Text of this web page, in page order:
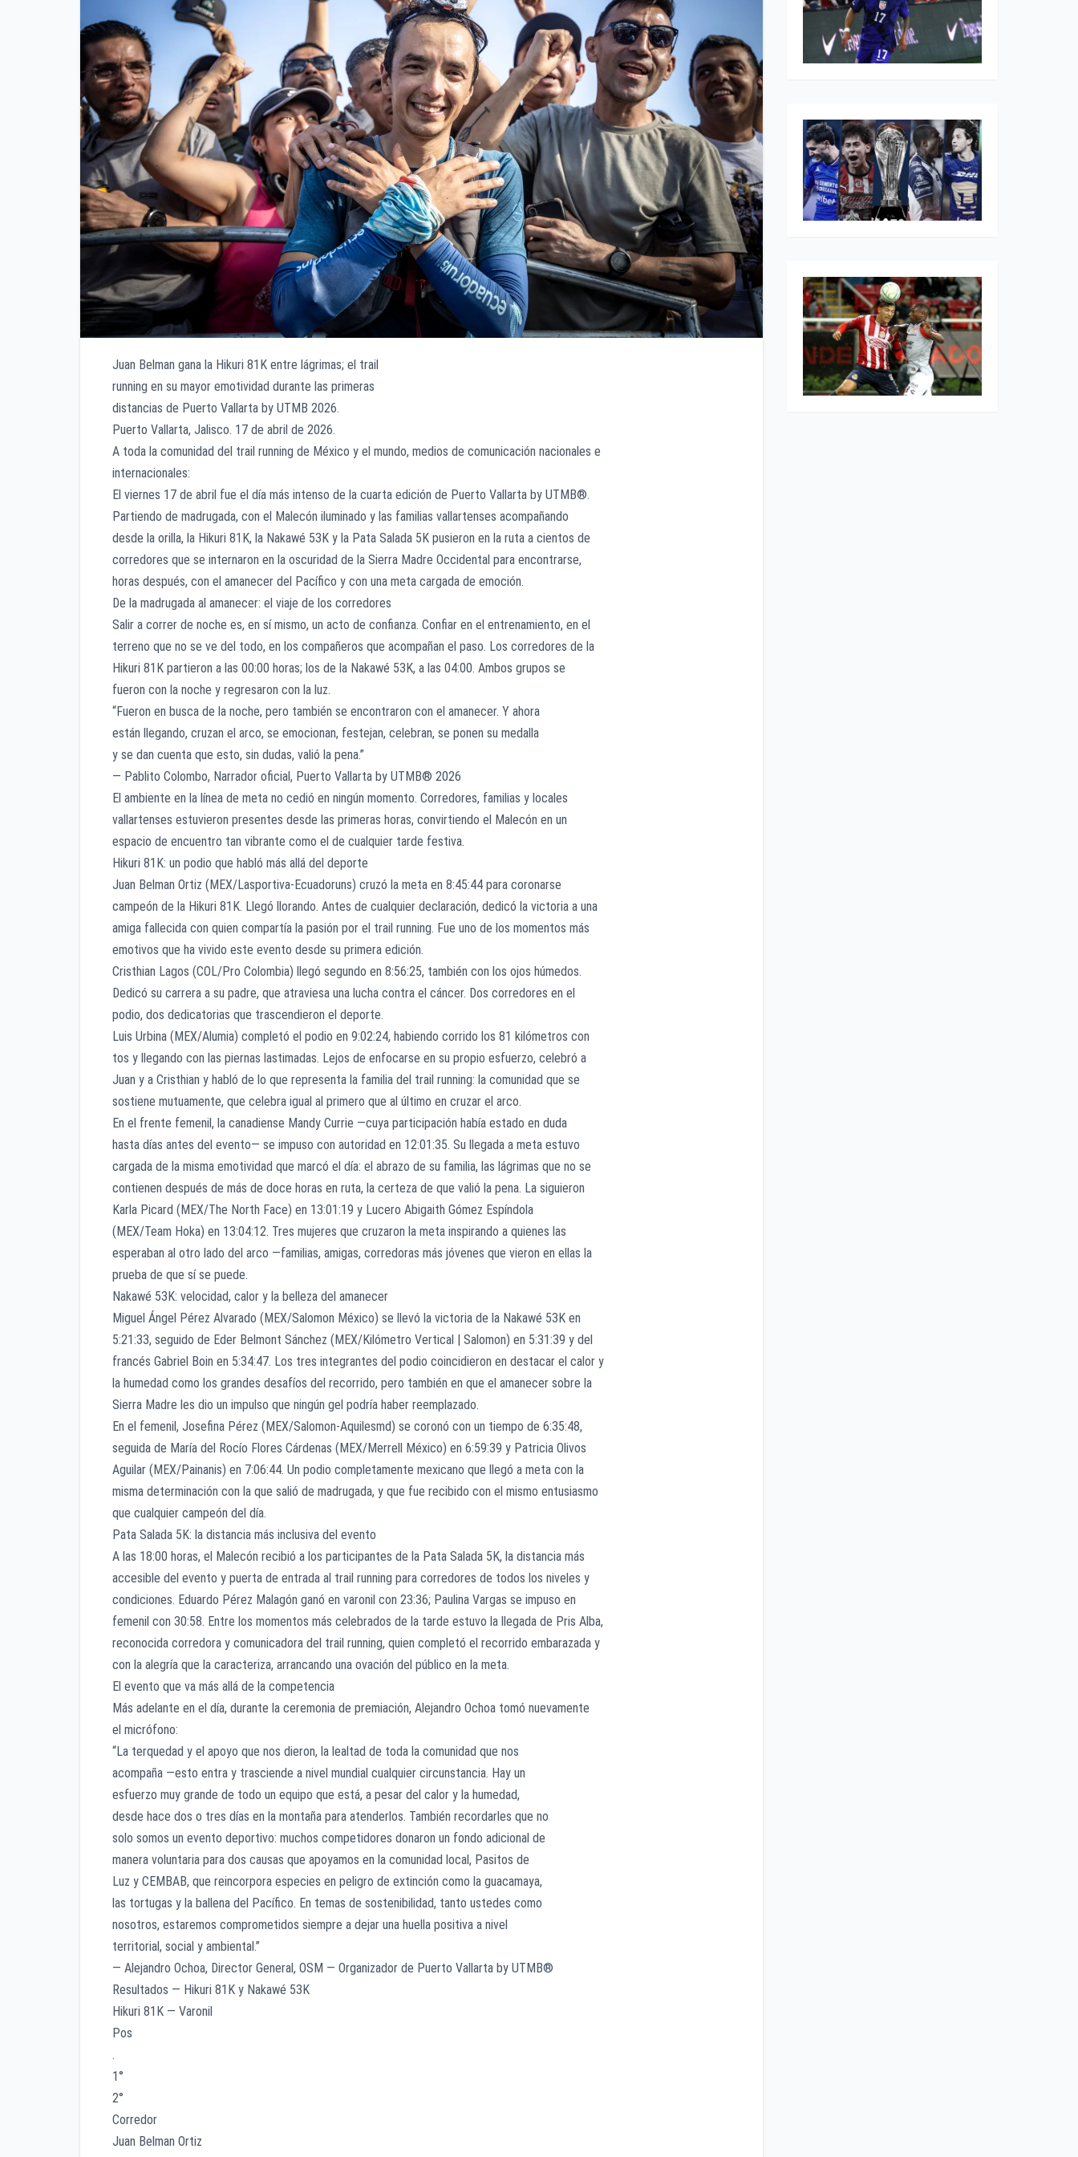
Juan Belman gana la Hikuri 81K entre lágrimas; el trail
running en su mayor emotividad durante las primeras
distancias de Puerto Vallarta by UTMB 2026.
Puerto Vallarta, Jalisco. 17 de abril de 2026.
A toda la comunidad del trail running de México y el mundo, medios de comunicación nacionales e
internacionales:
El viernes 17 de abril fue el día más intenso de la cuarta edición de Puerto Vallarta by UTMB®.
Partiendo de madrugada, con el Malecón iluminado y las familias vallartenses acompañando
desde la orilla, la Hikuri 81K, la Nakawé 53K y la Pata Salada 5K pusieron en la ruta a cientos de
corredores que se internaron en la oscuridad de la Sierra Madre Occidental para encontrarse,
horas después, con el amanecer del Pacífico y con una meta cargada de emoción.
De la madrugada al amanecer: el viaje de los corredores
Salir a correr de noche es, en sí mismo, un acto de confianza. Confiar en el entrenamiento, en el
terreno que no se ve del todo, en los compañeros que acompañan el paso. Los corredores de la
Hikuri 81K partieron a las 00:00 horas; los de la Nakawé 53K, a las 04:00. Ambos grupos se
fueron con la noche y regresaron con la luz.
“Fueron en busca de la noche, pero también se encontraron con el amanecer. Y ahora
están llegando, cruzan el arco, se emocionan, festejan, celebran, se ponen su medalla
y se dan cuenta que esto, sin dudas, valió la pena.”
— Pablito Colombo, Narrador oficial, Puerto Vallarta by UTMB® 2026
El ambiente en la línea de meta no cedió en ningún momento. Corredores, familias y locales
vallartenses estuvieron presentes desde las primeras horas, convirtiendo el Malecón en un
espacio de encuentro tan vibrante como el de cualquier tarde festiva.
Hikuri 81K: un podio que habló más allá del deporte
Juan Belman Ortiz (MEX/Lasportiva-Ecuadoruns) cruzó la meta en 8:45:44 para coronarse
campeón de la Hikuri 81K. Llegó llorando. Antes de cualquier declaración, dedicó la victoria a una
amiga fallecida con quien compartía la pasión por el trail running. Fue uno de los momentos más
emotivos que ha vivido este evento desde su primera edición.
Cristhian Lagos (COL/Pro Colombia) llegó segundo en 8:56:25, también con los ojos húmedos.
Dedicó su carrera a su padre, que atraviesa una lucha contra el cáncer. Dos corredores en el
podio, dos dedicatorias que trascendieron el deporte.
Luis Urbina (MEX/Alumia) completó el podio en 9:02:24, habiendo corrido los 81 kilómetros con
tos y llegando con las piernas lastimadas. Lejos de enfocarse en su propio esfuerzo, celebró a
Juan y a Cristhian y habló de lo que representa la familia del trail running: la comunidad que se
sostiene mutuamente, que celebra igual al primero que al último en cruzar el arco.
En el frente femenil, la canadiense Mandy Currie —cuya participación había estado en duda
hasta días antes del evento— se impuso con autoridad en 12:01:35. Su llegada a meta estuvo
cargada de la misma emotividad que marcó el día: el abrazo de su familia, las lágrimas que no se
contienen después de más de doce horas en ruta, la certeza de que valió la pena. La siguieron
Karla Picard (MEX/The North Face) en 13:01:19 y Lucero Abigaith Gómez Espíndola
(MEX/Team Hoka) en 13:04:12. Tres mujeres que cruzaron la meta inspirando a quienes las
esperaban al otro lado del arco —familias, amigas, corredoras más jóvenes que vieron en ellas la
prueba de que sí se puede.
Nakawé 53K: velocidad, calor y la belleza del amanecer
Miguel Ángel Pérez Alvarado (MEX/Salomon México) se llevó la victoria de la Nakawé 53K en
5:21:33, seguido de Eder Belmont Sánchez (MEX/Kilómetro Vertical | Salomon) en 5:31:39 y del
francés Gabriel Boin en 5:34:47. Los tres integrantes del podio coincidieron en destacar el calor y
la humedad como los grandes desafíos del recorrido, pero también en que el amanecer sobre la
Sierra Madre les dio un impulso que ningún gel podría haber reemplazado.
En el femenil, Josefina Pérez (MEX/Salomon-Aquilesmd) se coronó con un tiempo de 6:35:48,
seguida de María del Rocío Flores Cárdenas (MEX/Merrell México) en 6:59:39 y Patricia Olivos
Aguilar (MEX/Painanis) en 7:06:44. Un podio completamente mexicano que llegó a meta con la
misma determinación con la que salió de madrugada, y que fue recibido con el mismo entusiasmo
que cualquier campeón del día.
Pata Salada 5K: la distancia más inclusiva del evento
A las 18:00 horas, el Malecón recibió a los participantes de la Pata Salada 5K, la distancia más
accesible del evento y puerta de entrada al trail running para corredores de todos los niveles y
condiciones. Eduardo Pérez Malagón ganó en varonil con 23:36; Paulina Vargas se impuso en
femenil con 30:58. Entre los momentos más celebrados de la tarde estuvo la llegada de Pris Alba,
reconocida corredora y comunicadora del trail running, quien completó el recorrido embarazada y
con la alegría que la caracteriza, arrancando una ovación del público en la meta.
El evento que va más allá de la competencia
Más adelante en el día, durante la ceremonia de premiación, Alejandro Ochoa tomó nuevamente
el micrófono:
“La terquedad y el apoyo que nos dieron, la lealtad de toda la comunidad que nos
acompaña —esto entra y trasciende a nivel mundial cualquier circunstancia. Hay un
esfuerzo muy grande de todo un equipo que está, a pesar del calor y la humedad,
desde hace dos o tres días en la montaña para atenderlos. También recordarles que no
solo somos un evento deportivo: muchos competidores donaron un fondo adicional de
manera voluntaria para dos causas que apoyamos en la comunidad local, Pasitos de
Luz y CEMBAB, que reincorpora especies en peligro de extinción como la guacamaya,
las tortugas y la ballena del Pacífico. En temas de sostenibilidad, tanto ustedes como
nosotros, estaremos comprometidos siempre a dejar una huella positiva a nivel
territorial, social y ambiental.”
— Alejandro Ochoa, Director General, OSM — Organizador de Puerto Vallarta by UTMB®
Resultados — Hikuri 81K y Nakawé 53K
Hikuri 81K — Varonil
Pos
.
1°
2°
Corredor
Juan Belman Ortiz